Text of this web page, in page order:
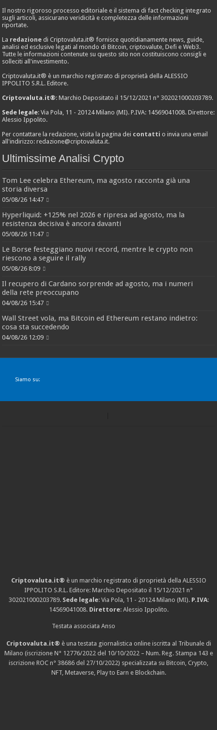
Il nostro rigoroso processo editoriale e il sistema di fact checking integrato
sugli articoli, assicurano veridicità e completezza delle informazioni
riportate.
La redazione di Criptovaluta.it® fornisce quotidianamente news, guide,
analisi ed esclusive legati al mondo di Bitcoin, criptovalute, Defi e Web3.
Tutte le informazioni contenute su questo sito non costituiscono consigli e
solleciti all'investimento.
Criptovaluta.it® è un marchio registrato di proprietà della ALESSIO
IPPOLITO S.R.L. Editore.
Criptovaluta.it®: Marchio Depositato il 15/12/2021 n° 302021000203789.
Sede legale: Via Pola, 11 - 20124 Milano (MI). P.IVA: 14569041008. Direttore:
Alessio Ippolito.
Per contattare la redazione, visita la pagina dei contatti o invia una email
all'indirizzo:redazione@criptovaluta.it.
Ultimissime Analisi Crypto
Tom Lee celebra Ethereum, ma agosto racconta già una
storia diversa
05/08/26 14:47
Hyperliquid: +125% nel 2026 e ripresa ad agosto, ma la
resistenza decisiva è ancora davanti
05/08/26 11:47
Le Borse festeggiano nuovi record, mentre le crypto non
riescono a seguire il rally
05/08/26 8:09
Il recupero di Cardano sorprende ad agosto, ma i numeri
della rete preoccupano
04/08/26 15:47
Wall Street vola, ma Bitcoin ed Ethereum restano indietro:
cosa sta succedendo
04/08/26 12:09
Siamo su:
Criptovaluta.it® è un marchio registrato di proprietà della ALESSIO
IPPOLITO S.R.L. Editore: Marchio Depositato il 15/12/2021 n°
302021000203789. Sede legale: Via Pola, 11 - 20124 Milano (MI). P.IVA:
14569041008. Direttore: Alessio Ippolito.
Testata associata Anso
Criptovaluta.it® è una testata giornalistica online iscritta al Tribunale di
Milano (iscrizione N° 12776/2022 del 10/10/2022 – Num. Reg. Stampa 143 e
iscrizione ROC n° 38686 del 27/10/2022) specializzata su Bitcoin, Crypto,
NFT, Metaverse, Play to Earn e Blockchain.